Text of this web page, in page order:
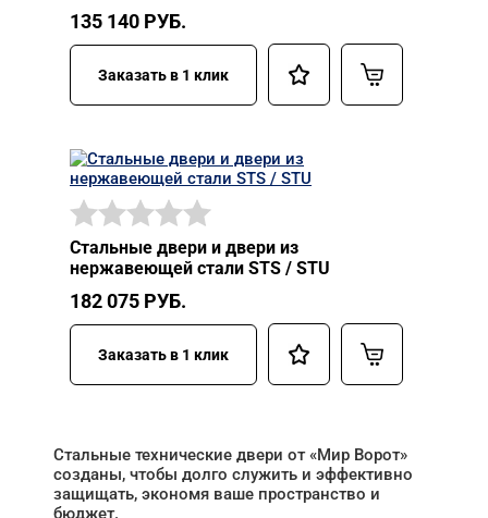
135 140 РУБ.
Заказать в 1 клик
Стальные двери и двери из
нержавеющей стали STS / STU
182 075 РУБ.
Заказать в 1 клик
Стальные технические двери от «Мир Ворот»
созданы, чтобы долго служить и эффективно
защищать, экономя ваше пространство и
бюджет.